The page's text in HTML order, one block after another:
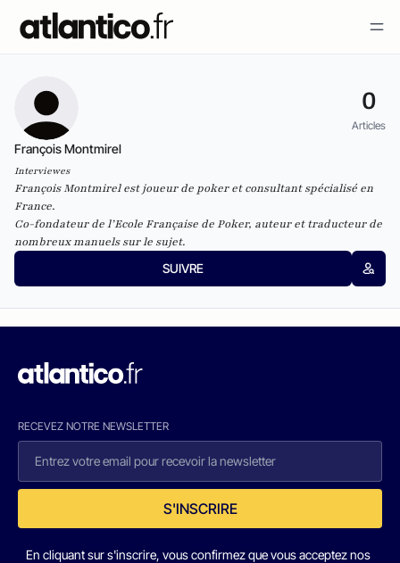
0
Articles
François Montmirel
Interviewes
François Montmirel est joueur de poker et consultant spécialisé en
France.
Co-fondateur de l’Ecole Française de Poker, auteur et traducteur de
nombreux manuels sur le sujet.
SUIVRE
RECEVEZ NOTRE NEWSLETTER
S'INSCRIRE
En cliquant sur s'inscrire, vous confirmez que vous acceptez nos